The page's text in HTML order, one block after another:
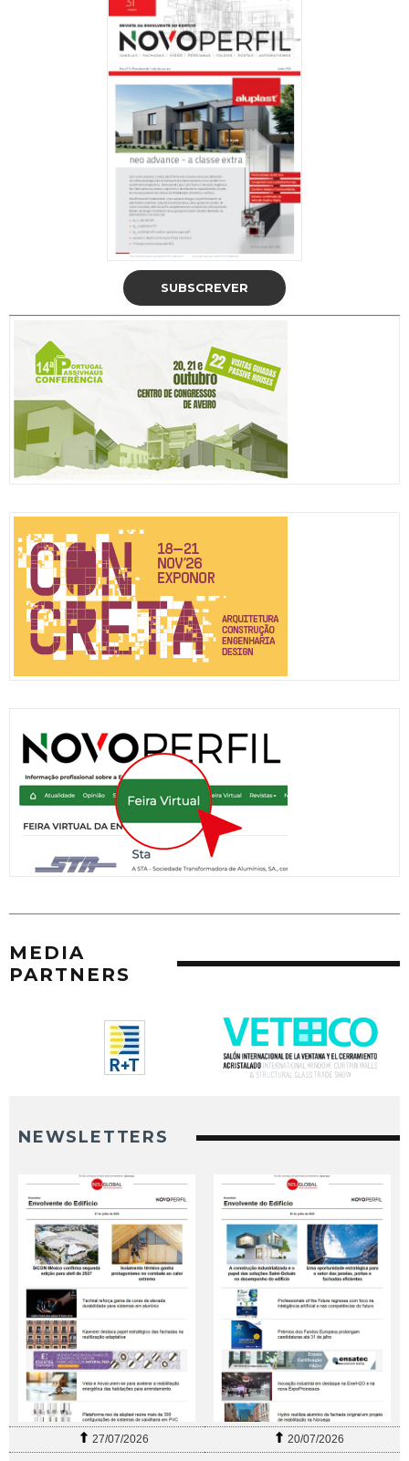
SUBSCREVER
MEDIA
PARTNERS
NEWSLETTERS
27/07/2026 20/07/2026